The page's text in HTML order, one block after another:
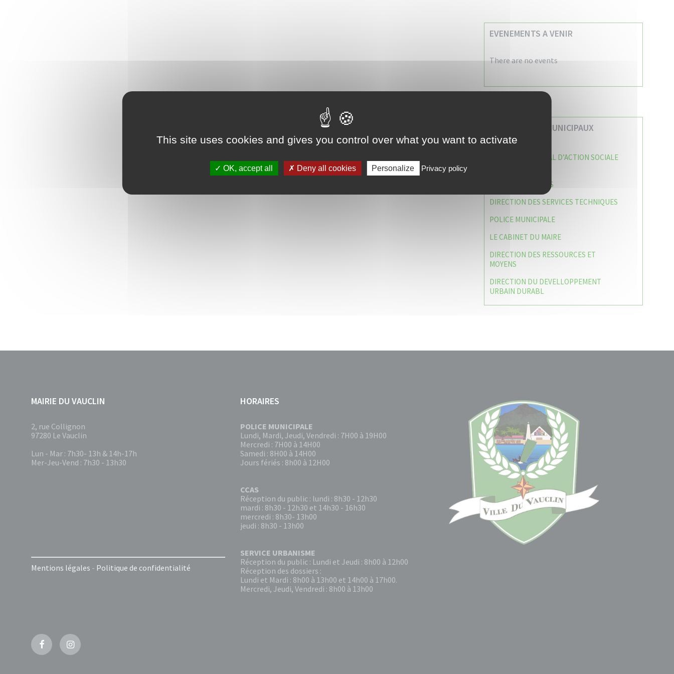
EVENEMENTS A VENIR
There are no events
VOS SERVICES MUNICIPAUX
CENTRE COMMUNAL D’ACTION SOCIALE
CAISSE DES ÉCOLES
DIRECTION DES SERVICES TECHNIQUES
POLICE MUNICIPALE
LE CABINET DU MAIRE
DIRECTION DES RESSOURCES ET
MOYENS
DIRECTION DU DEVELLOPPEMENT
URBAIN DURABL
MAIRIE DU VAUCLIN
2, rue Collignon
97280 Le Vauclin
Lun - Mar : 7h30- 13h & 14h-17h
Mer-Jeu-Vend : 7h30 - 13h30
Mentions légales - Politique de confidentialité
HORAIRES
POLICE MUNICIPALE
Lundi, Mardi, Jeudi, Vendredi : 7H00 à 19H00
Mercredi : 7H00 à 14H00
Samedi : 8H00 à 14H00
Jours fériés : 8h00 à 12H00
CCAS
Réception du public : lundi : 8h30 - 12h30
mardi : 8h30 - 12h30 et 14h30 - 16h30
mercredi : 8h30- 13h00
jeudi : 8h30 - 13h00
SERVICE URBANISME
Réception du public : Lundi et Jeudi : 8h00 à 12h00
Réception des dossiers :
Lundi et Mardi : 8h00 à 13h00 et 14h00 à 17h00.
Mercredi, Jeudi, Vendredi : 8h00 à 13h00
FacebookInstagram
This site uses cookies and gives you control over what you want to activate
OK, accept all Deny all cookies Personalize Privacy policy